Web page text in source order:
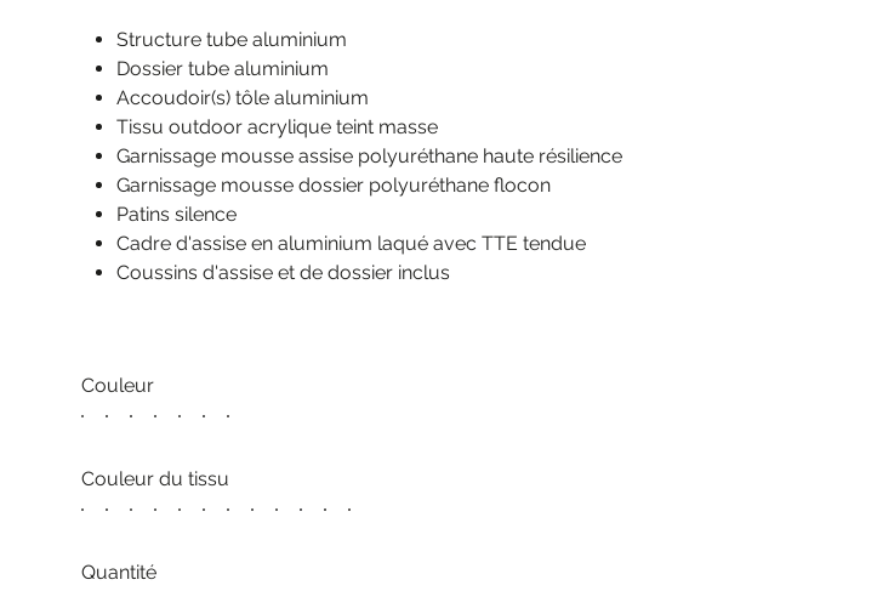
Structure tube aluminium
Dossier tube aluminium
Accoudoir(s) tôle aluminium
Tissu outdoor acrylique teint masse
Garnissage mousse assise polyuréthane haute résilience
Garnissage mousse dossier polyuréthane flocon
Patins silence
Cadre d'assise en aluminium laqué avec TTE tendue
Coussins d'assise et de dossier inclus
Couleur
Couleur du tissu
Quantité